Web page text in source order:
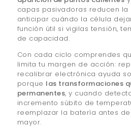
capas pasivadoras reducen la
anticipar cuándo la célula
función útil si vigilas tensión,
de capacidad.
Con cada ciclo comprendes
limita tu margen de acción:
recalibrar electrónica ayuda
porque las transformaciones
permanentes, y cuando
incremento súbito de
reemplazar la batería antes
mayor.